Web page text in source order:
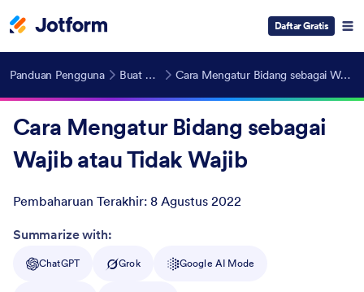
Daftar Gratis
Panduan Pengguna Buat Formulir Cara Mengatur Bidang sebagai Wajib atau Tidak Wajib
Cara Mengatur Bidang sebagai
Wajib atau Tidak Wajib
Pembaharuan Terakhir: 8 Agustus 2022
Post ID
Summarize with:
ChatGPT Grok Google AI Mode